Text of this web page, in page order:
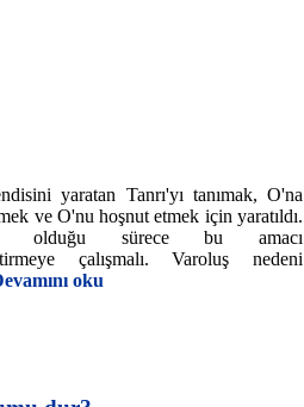
yaratan Tanrı'yı tanımak, O'na
ve O'nu hoşnut etmek için yaratıldı.
olduğu sürece bu amacı
çalışmalı. Varoluş nedeni
oku